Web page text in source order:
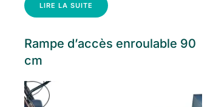
LIRE LA SUITE
Rampe d’accès enroulable 90
cm